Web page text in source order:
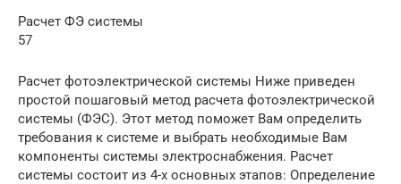
Расчет ФЭ системы
57
Расчет фотоэлектрической системы Ниже приведен
простой пошаговый метод расчета фотоэлектрической
системы (ФЭС). Этот метод поможет Вам определить
требования к системе и выбрать необходимые Вам
компоненты системы электроснабжения. Расчет
системы состоит из 4-х основных этапов: Определение